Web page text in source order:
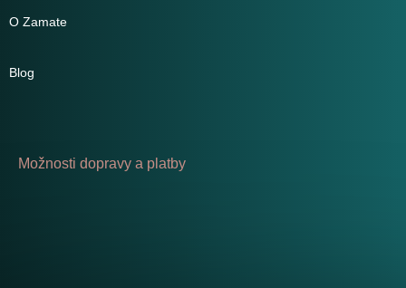
O Zamate
Blog
Možnosti dopravy a platby